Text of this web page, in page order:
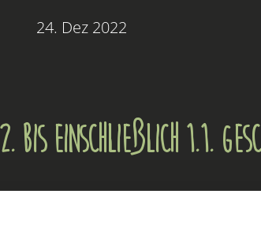
24. Dez 2022
bis einschließlich 1.1.
und einen guten